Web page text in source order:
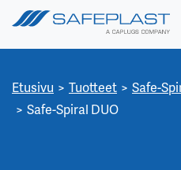
Etusivu Tuotteet
Safe-
Safe-Spiral DUO